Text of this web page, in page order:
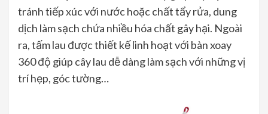
tránh tiếp xúc với nước hoặc chất tẩy rửa, dung
dịch làm sạch chứa nhiều hóa chất gây hại. Ngoài
ra, tấm lau được thiết kế linh hoạt với bàn xoay
360 độ giúp cây lau dễ dàng làm sạch với những vị
trí hẹp, góc tường…